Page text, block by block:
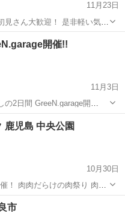
11月23日
さん大歓迎！ 是非軽い気持
謎解き
開催!!
11月3日
の2日間 GreeN.garage開
物
鹿児島 中央公園
10月30日
！ 肉肉だらけの肉祭り 肉肉
市